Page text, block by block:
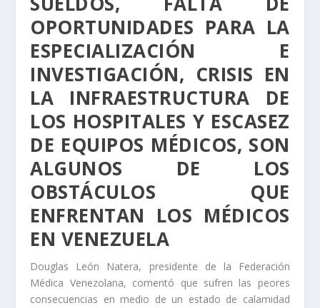
OPORTUNIDADES PARA LA
ESPECIALIZACIÓN E
INVESTIGACIÓN, CRISIS EN
LA INFRAESTRUCTURA DE
LOS HOSPITALES Y ESCASEZ
DE EQUIPOS MÉDICOS, SON
ALGUNOS DE LOS
OBSTÁCULOS QUE
ENFRENTAN LOS MÉDICOS
EN VENEZUELA
Douglas León Natera, presidente de la Federación
Médica Venezolana, comentó que sufren las peores
consecuencias en medio de un estado de calamidad